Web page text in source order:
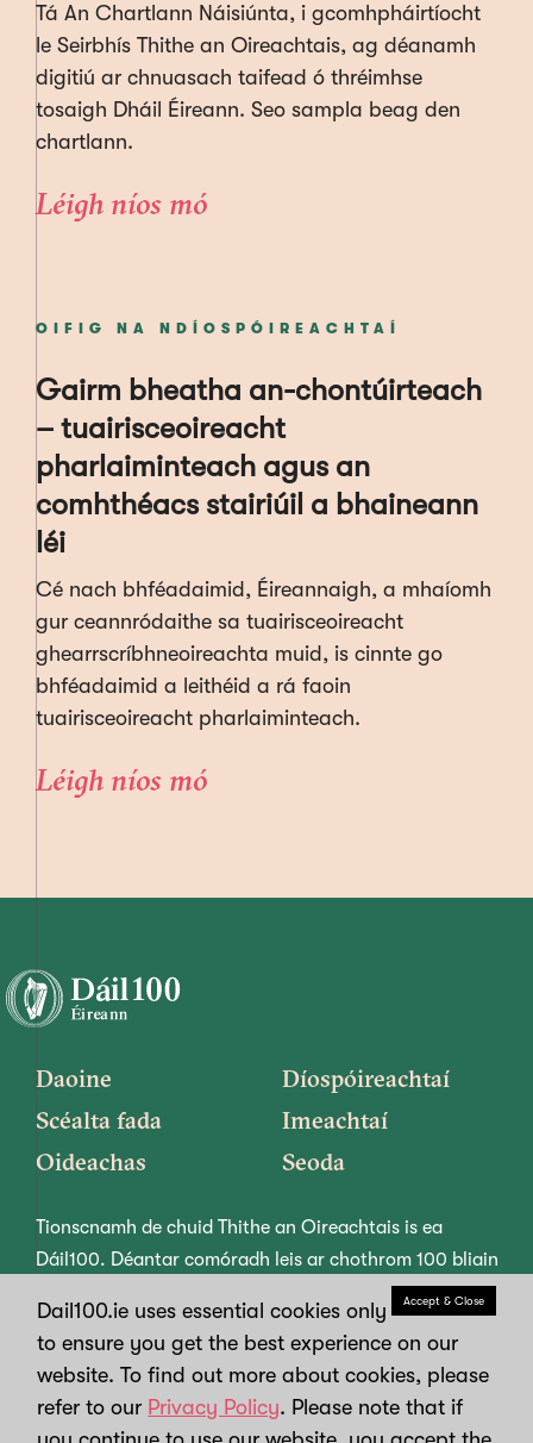
Tá An Chartlann Náisiúnta, i gcomhpháirtíocht
le Seirbhís Thithe an Oireachtais, ag déanamh
digitiú ar chnuasach taifead ó thréimhse
tosaigh Dháil Éireann. Seo sampla beag den
chartlann.
Léigh níos mó
OIFIG NA NDÍOSPÓIREACHTAÍ
Gairm bheatha an-chontúirteach
– tuairisceoireacht
pharlaiminteach agus an
comhthéacs stairiúil a bhaineann
léi
Cé nach bhféadaimid, Éireannaigh, a mhaíomh
gur ceannródaithe sa tuairisceoireacht
ghearrscríbhneoireachta muid, is cinnte go
bhféadaimid a leithéid a rá faoin
tuairisceoireacht pharlaiminteach.
Léigh níos mó
Daoine
Díospóireachtaí
Scéalta fada
Imeachtaí
Oideachas
Seoda
Tionscnamh de chuid Thithe an Oireachtais is ea
Dáil100. Déantar comóradh leis ar chothrom 100 bliain
thús an phlé pholaitiúil, na díospóireachta agus na
reachtóireachta i nDáil Éireann.
Maidir linn Nuacht
Cóipcheart
Accept & Close
Dail100.ie uses essential cookies only
to ensure you get the best experience on our
website. To find out more about cookies, please
refer to our Privacy Policy. Please note that if